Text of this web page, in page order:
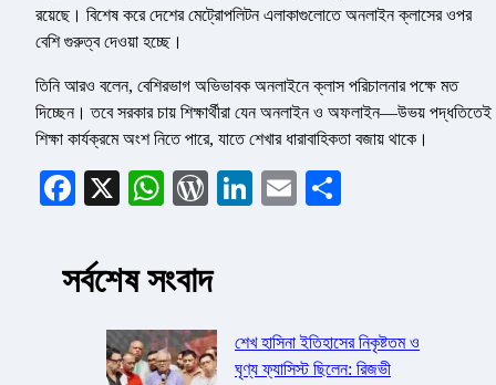
রয়েছে। বিশেষ করে দেশের মেট্রোপলিটন এলাকাগুলোতে অনলাইন ক্লাসের ওপর
বেশি গুরুত্ব দেওয়া হচ্ছে।
তিনি আরও বলেন, বেশিরভাগ অভিভাবক অনলাইনে ক্লাস পরিচালনার পক্ষে মত
দিচ্ছেন। তবে সরকার চায় শিক্ষার্থীরা যেন অনলাইন ও অফলাইন—উভয় পদ্ধতিতেই
শিক্ষা কার্যক্রমে অংশ নিতে পারে, যাতে শেখার ধারাবাহিকতা বজায় থাকে।
Facebook
X WhatsApp
WordPress
LinkedIn
Email
সর্বশেষ সংবাদ
শেখ হাসিনা ইতিহাসের নিকৃষ্টতম ও
ঘৃণ্য ফ্যাসিস্ট ছিলেন: রিজভী